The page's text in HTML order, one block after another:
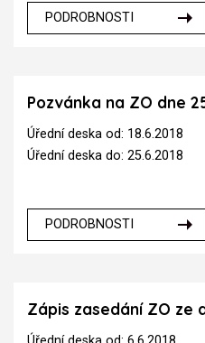
PODROBNOSTI
Pozvánka na ZO dne
Úřední deska od: 18.6.2018
Úřední deska do: 25.6.2018
PODROBNOSTI
Zápis zasedání ZO ze